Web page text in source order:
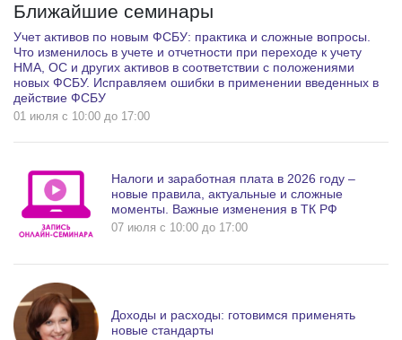
Ближайшие семинары
Учет активов по новым ФСБУ: практика и сложные вопросы.
Что изменилось в учете и отчетности при переходе к учету
НМА, ОС и других активов в соответствии с положениями
новых ФСБУ. Исправляем ошибки в применении введенных в
действие ФСБУ
01 июля c 10:00 до 17:00
Налоги и заработная плата в 2026 году –
новые правила, актуальные и сложные
моменты. Важные изменения в ТК РФ
07 июля c 10:00 до 17:00
Доходы и расходы: готовимся применять
новые стандарты